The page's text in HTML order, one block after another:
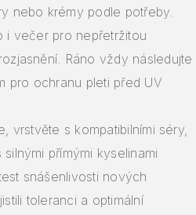
nebo krémy podle potřeby.
i večer pro nepřetržitou
Ráno vždy následujte
pro ochranu pleti před UV
vrstvěte s kompatibilními séry,
přímými kyselinami
snášenlivosti nových
toleranci a optimální